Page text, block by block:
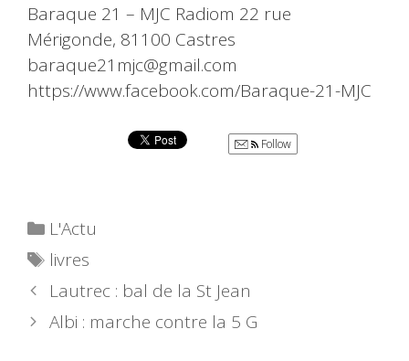
Baraque 21 – MJC Radiom 22 rue
Mérigonde, 81100 Castres
baraque21mjc@gmail.com
https://www.facebook.com/Baraque-21-MJC
Follow
Catégories
L'Actu
Étiquettes
livres
Lautrec : bal de la St Jean
Albi : marche contre la 5 G